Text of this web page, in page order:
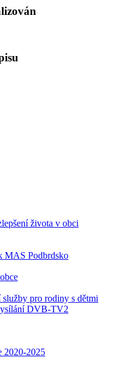
života v obci
MAS Podbrdsko
pro rodiny s dětmi
DVB-TV2
2020-2025